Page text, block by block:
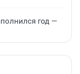
год —